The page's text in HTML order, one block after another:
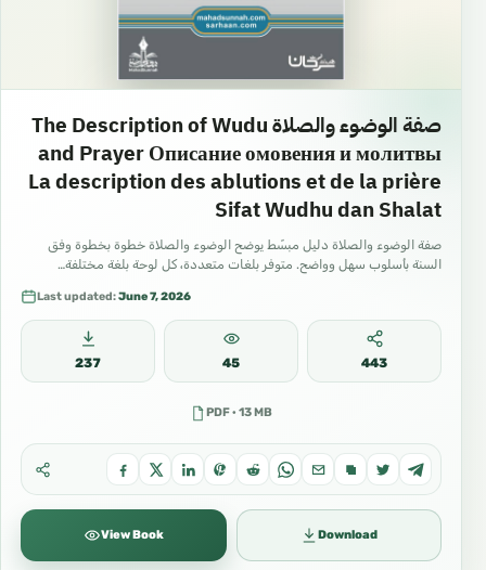
صفة الوضوء والصلاة The Description of Wudu
and Prayer Описание омовения и молитвы
La description des ablutions et de la prière
Sifat Wudhu dan Shalat
صفة الوضوء والصلاة دليل مبسّط يوضح الوضوء والصلاة خطوة بخطوة وفق
السنة بأسلوب سهل وواضح. متوفر بلغات متعددة، كل لوحة بلغة مختلفة…
Last updated:June 7, 2026
237 45 443
PDF · 13 MB
View Book Download